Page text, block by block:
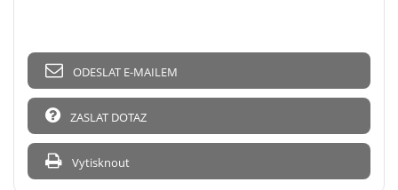
ODESLAT E-MAILEM
ZASLAT DOTAZ
Vytisknout